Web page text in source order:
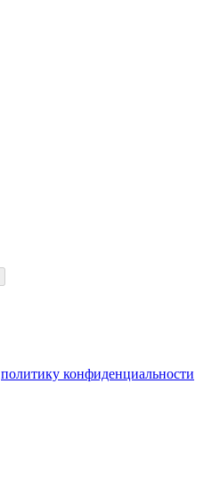
политику конфиденциальности